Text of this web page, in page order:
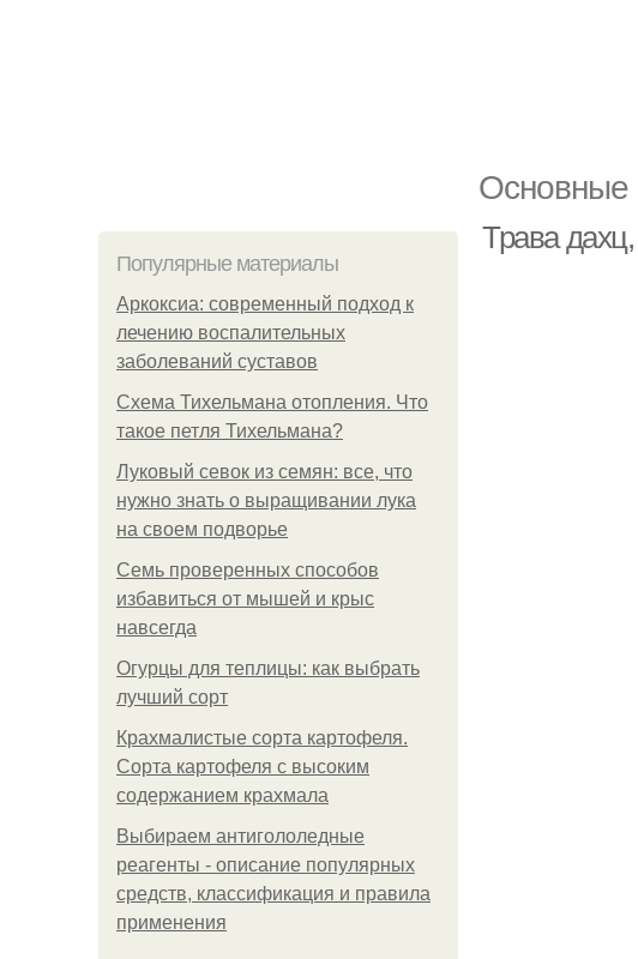
Основные
Популярные материалы
Аркоксиа: современный подход к
лечению воспалительных
заболеваний суставов
Схема Тихельмана отопления. Что
такое петля Тихельмана?
Луковый севок из семян: все, что
нужно знать о выращивании лука
на своем подворье
Семь проверенных способов
избавиться от мышей и крыс
навсегда
Огурцы для теплицы: как выбрать
лучший сорт
Крахмалистые сорта картофеля.
Сорта картофеля с высоким
содержанием крахмала
Выбираем антигололедные
реагенты - описание популярных
средств, классификация и правила
применения
Трава